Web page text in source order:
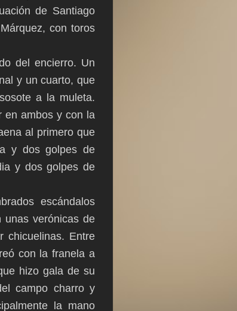
de Santiago
con toros
del encierro. Un
y un cuarto, que
a la muleta.
en ambos y con la
al primero que
y dos golpes de
y dos golpes de
escándalos
unas verónicas de
chicuelinas. Entre
con la franela a
hizo gala de su
campo charro y
la mano